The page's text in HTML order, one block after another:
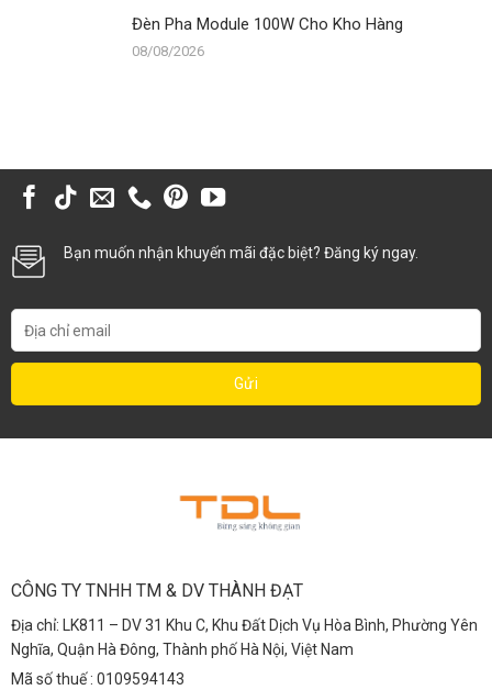
Đèn Pha Module 100W Cho Kho Hàng
08/08/2026
Bạn muốn nhận khuyến mãi đặc biệt? Đăng ký ngay.
CÔNG TY TNHH TM & DV THÀNH ĐẠT
Địa chỉ: LK811 – DV 31 Khu C, Khu Đất Dịch Vụ Hòa Bình, Phường Yên
Nghĩa, Quận Hà Đông, Thành phố Hà Nội, Việt Nam
Mã số thuế : 0109594143